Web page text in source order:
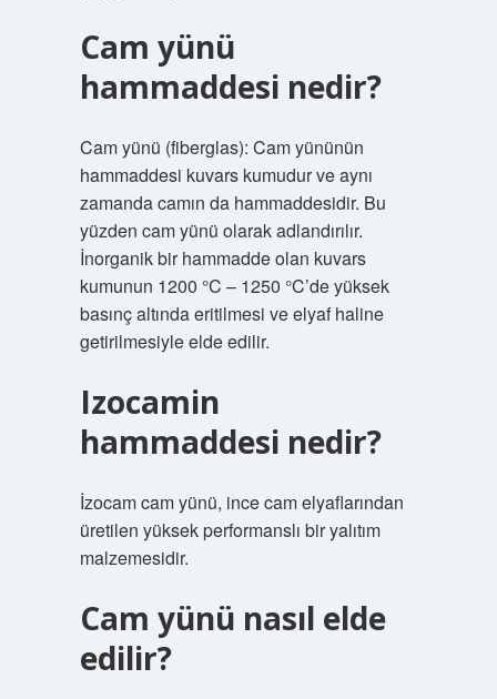
Cam yünü
hammaddesi nedir?
Cam yünü (fiberglas): Cam yününün
hammaddesi kuvars kumudur ve aynı
zamanda camın da hammaddesidir. Bu
yüzden cam yünü olarak adlandırılır.
İnorganik bir hammadde olan kuvars
kumunun 1200 °C – 1250 °C’de yüksek
basınç altında eritilmesi ve elyaf haline
getirilmesiyle elde edilir.
Izocamin
hammaddesi nedir?
İzocam cam yünü, ince cam elyaflarından
üretilen yüksek performanslı bir yalıtım
malzemesidir.
Cam yünü nasıl elde
edilir?